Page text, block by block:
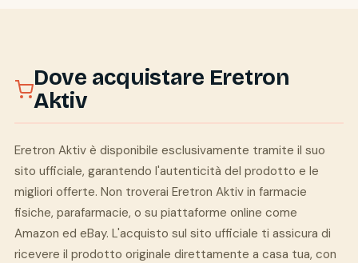
Dove acquistare Eretron
Aktiv
Eretron Aktiv è disponibile esclusivamente tramite il suo
sito ufficiale, garantendo l'autenticità del prodotto e le
migliori offerte. Non troverai Eretron Aktiv in farmacie
fisiche, parafarmacie, o su piattaforme online come
Amazon ed eBay. L'acquisto sul sito ufficiale ti assicura di
ricevere il prodotto originale direttamente a casa tua, con